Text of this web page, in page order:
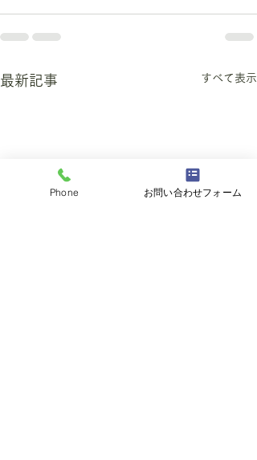
最新記事 すべて表示
Phone お問い合わせフォーム